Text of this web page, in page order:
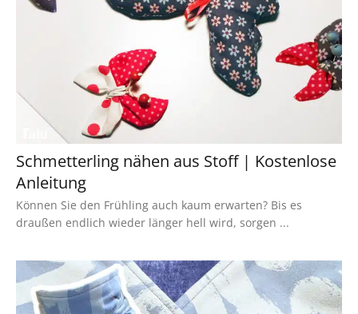
Schmetterling nähen aus Stoff | Kostenlose
Anleitung
Können Sie den Frühling auch kaum erwarten? Bis es
draußen endlich wieder länger hell wird, sorgen ...